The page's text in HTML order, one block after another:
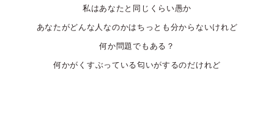
私はあなたと同じくらい愚か
あなたがどんな人なのかはちっとも分からないけれど
何か問題でもある？
何かがくすぶっている匂いがするのだけれど